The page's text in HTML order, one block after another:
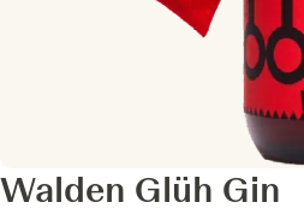
Walden Glüh Gin